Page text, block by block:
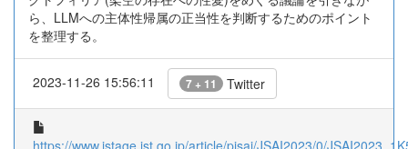
ら、LLMへの主体性帰属の正当性を判断するためのポイント
を整理する。
2023-11-26 15:56:11 7 + 11 Twitter
https://www.jstage.jst.go.jp/article/pjsai/JSAI2023/0/